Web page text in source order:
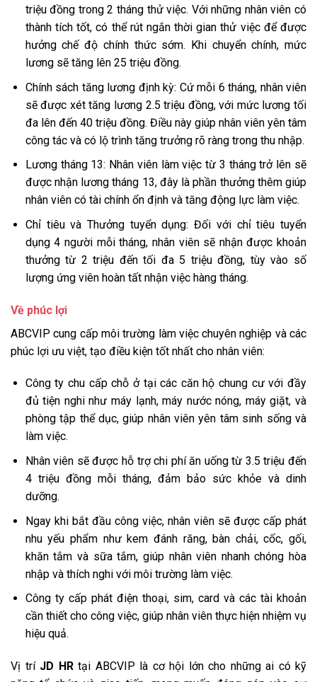
triệu đồng trong 2 tháng thử việc. Với những nhân viên có
thành tích tốt, có thể rút ngắn thời gian thử việc để được
hưởng chế độ chính thức sớm. Khi chuyển chính, mức
lương sẽ tăng lên 25 triệu đồng.
Chính sách tăng lương định kỳ: Cứ mỗi 6 tháng, nhân viên
sẽ được xét tăng lương 2.5 triệu đồng, với mức lương tối
đa lên đến 40 triệu đồng. Điều này giúp nhân viên yên tâm
công tác và có lộ trình tăng trưởng rõ ràng trong thu nhập.
Lương tháng 13: Nhân viên làm việc từ 3 tháng trở lên sẽ
được nhận lương tháng 13, đây là phần thưởng thêm giúp
nhân viên có tài chính ổn định và tăng động lực làm việc.
Chỉ tiêu và Thưởng tuyển dụng: Đối với chỉ tiêu tuyển
dụng 4 người mỗi tháng, nhân viên sẽ nhận được khoản
thưởng từ 2 triệu đến tối đa 5 triệu đồng, tùy vào số
lượng ứng viên hoàn tất nhận việc hàng tháng.
Về phúc lợi
ABCVIP cung cấp môi trường làm việc chuyên nghiệp và các
phúc lợi ưu việt, tạo điều kiện tốt nhất cho nhân viên:
Công ty chu cấp chỗ ở tại các căn hộ chung cư với đầy
đủ tiện nghi như máy lạnh, máy nước nóng, máy giặt, và
phòng tập thể dục, giúp nhân viên yên tâm sinh sống và
làm việc.
Nhân viên sẽ được hỗ trợ chi phí ăn uống từ 3.5 triệu đến
4 triệu đồng mỗi tháng, đảm bảo sức khỏe và dinh
dưỡng.
Ngay khi bắt đầu công việc, nhân viên sẽ được cấp phát
nhu yếu phẩm như kem đánh răng, bàn chải, cốc, gối,
khăn tắm và sữa tắm, giúp nhân viên nhanh chóng hòa
nhập và thích nghi với môi trường làm việc.
Công ty cấp phát điện thoại, sim, card và các tài khoản
cần thiết cho công việc, giúp nhân viên thực hiện nhiệm vụ
hiệu quả.
Vị trí JD HRtại ABCVIP là cơ hội lớn cho những ai có kỹ